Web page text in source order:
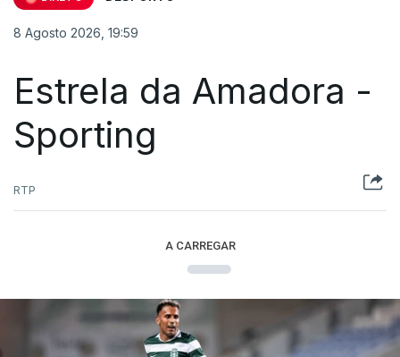
8 Agosto 2026, 19:59
Estrela da Amadora -
Sporting
RTP
A CARREGAR